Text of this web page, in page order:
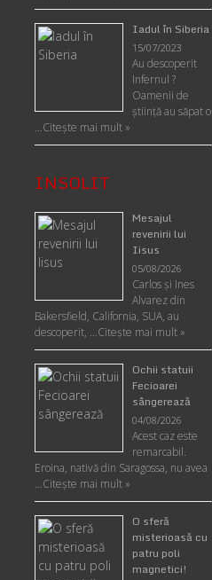
Iadul în Siberia
15/07/2023
Au descoperit
Infernul ?
Oamenii de
ştiinţă au săpat o
…Citește mai mult »
INSOLIT
Mesajul
revenirii lui
Iisus
05/08/2026
Carlos şi Ines
Alvarez din
Bakersfield, California, SUA, au
descoperit, …Citeşte mai mult »
Ochii statuii
Fecioarei
sângerează
04/08/2026
Acest caz este
remarcabil.
Eroina, nativă din Saragossa, nu avea
…Citeşte mai mult »
O sferă
misterioasă cu
patru poli
magnetici!